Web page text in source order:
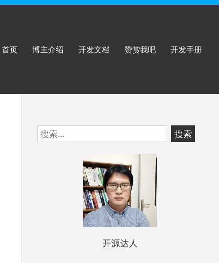
首页 博主介绍 开发文档 赞赏我吧 开发手册
跳
至
搜
索：
开源达人